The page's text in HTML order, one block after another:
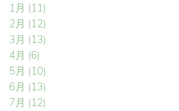
1月 (11)
2月 (12)
3月 (13)
4月 (6)
5月 (10)
6月 (13)
7月 (12)